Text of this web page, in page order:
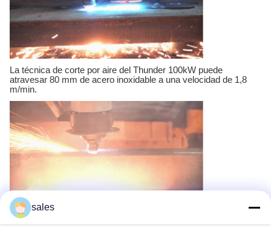
La técnica de corte por aire del Thunder 100kW puede
atravesar 80 mm de acero inoxidable a una velocidad de 1,8
m/min.
Frente a placas aún más gruesas, el Thunder 100kW corta 100
sales